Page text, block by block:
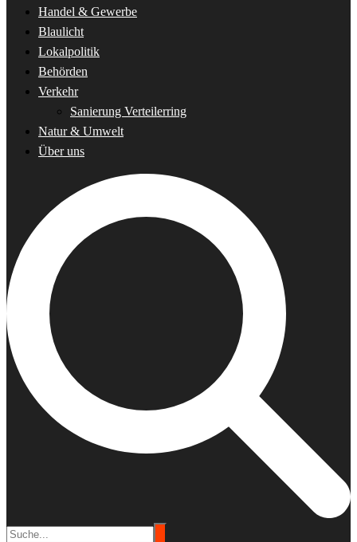
Handel & Gewerbe
Blaulicht
Lokalpolitik
Behörden
Verkehr
Sanierung Verteilerring
Natur & Umwelt
Über uns